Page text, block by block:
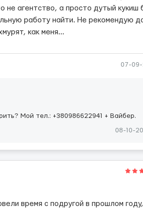
не агентство, а просто дутый кукиш
работу найти. Не рекомендую
как меня...
07-
Мой тел.: +380986622941 + Вайбер.
08-10-
время с подругой в прошлом